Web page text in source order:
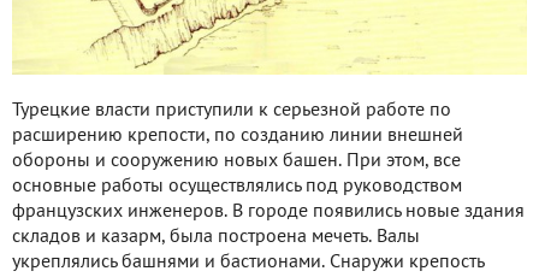
Турецкие власти приступили к серьезной работе по
расширению крепости, по созданию линии внешней
обороны и сооружению новых башен. При этом, все
основные работы осуществлялись под руководством
французских инженеров. В городе появились новые здания
складов и казарм, была построена мечеть. Валы
укреплялись башнями и бастионами. Снаружи крепость